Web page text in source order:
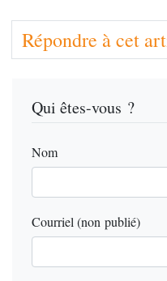
Répondre à cet
Qui êtes-vous ?
Nom
Courriel (non publié)